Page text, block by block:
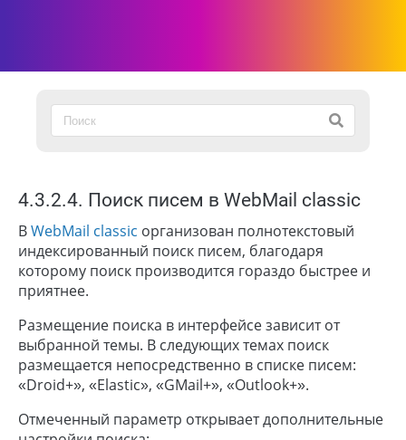
4.3.2.4. Поиск писем в WebMail classic
ВWebMail classic организован полнотекстовый
индексированный поиск писем, благодаря
которому поиск производится гораздо быстрее и
приятнее.
Размещение поиска в интерфейсе зависит от
выбранной темы. В следующих темах поиск
размещается непосредственно в списке писем:
«Droid+», «Elastic», «GMail+», «Outlook+».
Отмеченный параметр открывает дополнительные